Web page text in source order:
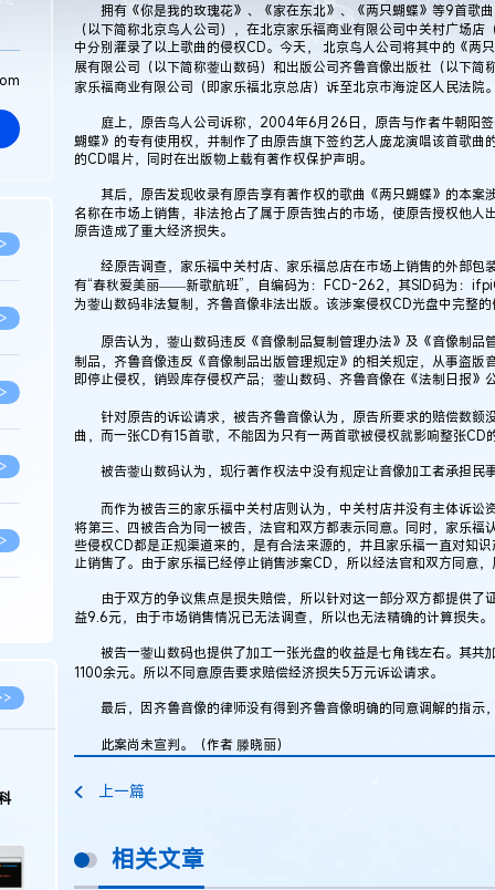
拥有《你是我的玫瑰花》、《家在东北》、《两只蝴蝶》等9首歌
（以下简称北京鸟人公司），在北京家乐福商业有限公司中关村广场
中分别灌录了以上歌曲的侵权CD。今天， 北京鸟人公司将其中的《两
展有限公司（以下简称蓥山数码）和出版公司齐鲁音像出版社（以下
家乐福商业有限公司（即家乐福北京总店）诉至北京市海淀区人民法院
庭上，原告鸟人公司诉称，2004年6月26日，原告与作者牛朝阳签
蝴蝶》的专有使用权，并制作了由原告旗下签约艺人庞龙演唱该首歌曲
的CD唱片，同时在出版物上载有著作权保护声明。
其后，原告发现收录有原告享有著作权的歌曲《两只蝴蝶》的本案
名称在市场上销售，非法抢占了属于原告独占的市场，使原告授权他
原告造成了重大经济损失。
经原告调查，家乐福中关村店、家乐福总店在市场上销售的外部包
有“春秋爱美丽——新歌航班”，自编码为：FCD-262，其SID码为：
为蓥山数码非法复制，齐鲁音像非法出版。该涉案侵权CD光盘中完整
原告认为，蓥山数码违反《音像制品复制管理办法》及《音像制品
制品，齐鲁音像违反《音像制品出版管理规定》的相关规定，从事盗版
即停止侵权，销毁库存侵权产品；蓥山数码、齐鲁音像在《法制日报
针对原告的诉讼请求，被告齐鲁音像认为，原告所要求的赔偿数额
曲，而一张CD有15首歌，不能因为只有一两首歌被侵权就影响整张CD
被告蓥山数码认为，现行著作权法中没有规定让音像加工者承担民
而作为被告三的家乐福中关村店则认为，中关村店并没有主体诉讼
将第三、四被告合为同一被告，法官和双方都表示同意。同时，家乐
些侵权CD都是正规渠道来的，是有合法来源的，并且家乐福一直对知
止销售了。由于家乐福已经停止销售涉案CD，所以经法官和双方同意
由于双方的争议焦点是损失赔偿，所以针对这一部分双方都提供了
益9.6元，由于市场销售情况已无法调查，所以也无法精确的计算损失。
被告一蓥山数码也提供了加工一张光盘的收益是七角钱左右。其共
1100余元。所以不同意原告要求赔偿经济损失5万元诉讼请求。
最后，因齐鲁音像的律师没有得到齐鲁音像明确的同意调解的指示
此案尚未宣判。（作者 滕晓丽）
上一篇
相关文章